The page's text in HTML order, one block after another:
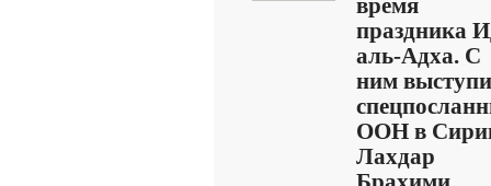
время
праздника
аль-Адха. С
ним
ООН в
Лахдар